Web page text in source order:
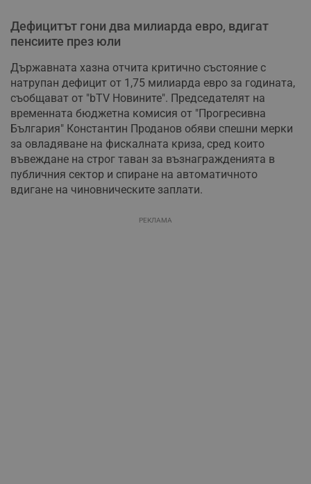
Дефицитът гони два милиарда евро, вдигат
пенсиите през юли
Държавната хазна отчита критично състояние с
натрупан дефицит от 1,75 милиарда евро за годината,
съобщават от "bTV Новините". Председателят на
временната бюджетна комисия от "Прогресивна
България" Константин Проданов обяви спешни мерки
за овладяване на фискалната криза, сред които
въвеждане на строг таван за възнагражденията в
публичния сектор и спиране на автоматичното
вдигане на чиновническите заплати.
РЕКЛАМА